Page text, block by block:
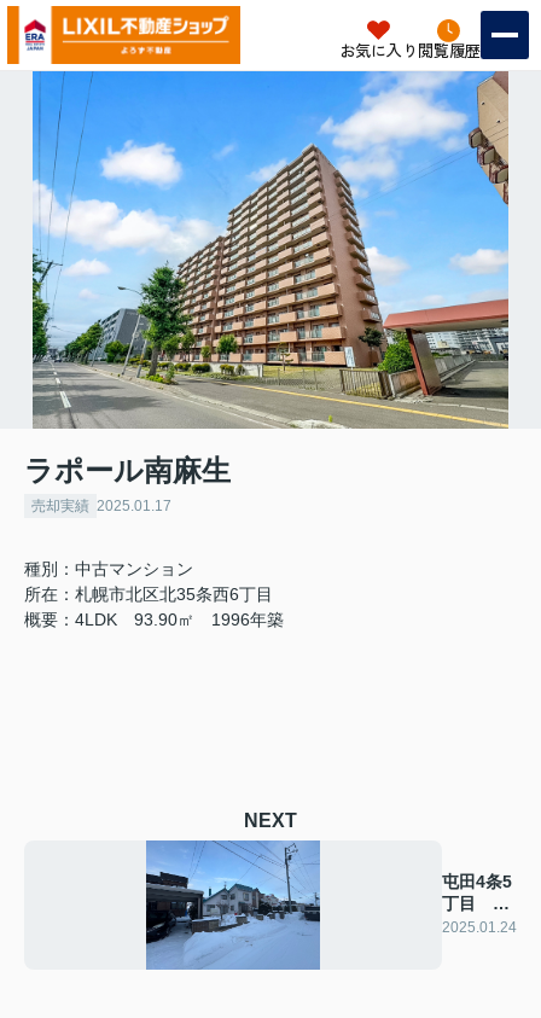
お気に入り 閲覧履歴
ラポール南麻生
売却実績 2025.01.17
種別：中古マンション
所在：札幌市北区北35条西6丁目
概要：4LDK 93.90㎡ 1996年築
NEXT
屯田4条5
丁目 土
地
2025.01.24